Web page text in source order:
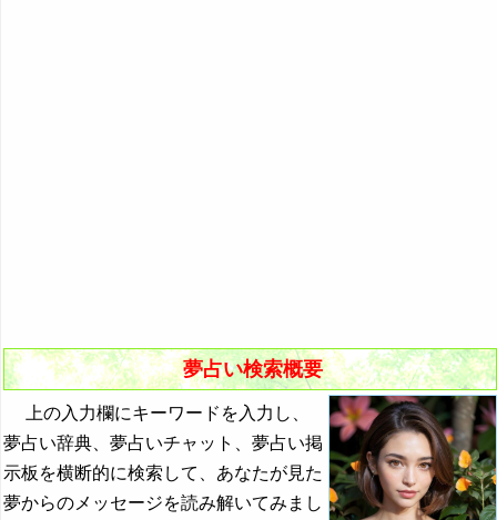
夢占い検索概要
上の入力欄にキーワードを入力し、
夢占い辞典、夢占いチャット、夢占い掲
示板を横断的に検索して、あなたが見た
夢からのメッセージを読み解いてみまし